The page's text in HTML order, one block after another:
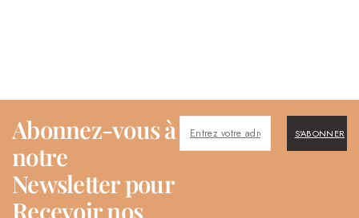
Abonnez-vous à
notre
Newsletter pour
Recevoir nos
S'ABONNER